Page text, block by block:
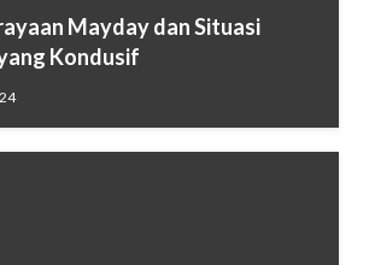
Mayday dan Situasi
Kondusif